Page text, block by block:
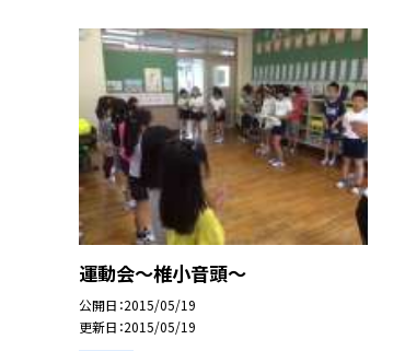
運動会〜椎小音頭〜
公開日 2015/05/19
更新日 2015/05/19